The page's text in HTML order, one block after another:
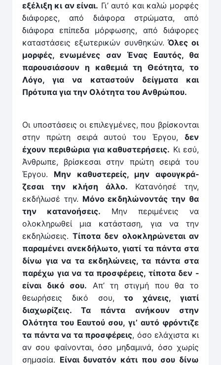
εξέλιξη κι αν είναι. Γι’ αυτό και καλώ μορφές
διάφορες, από διάφορα στρώματα, από
διάφορα επίπεδα μόρφωσης, από διάφορες
καταστάσεις εξωτερικών συνθηκών. Όλες οι
μορφές, ενωμένες σαν Ένας Εαυτός, θα
παρουσιάσουν η καθεμιά τη Θεότητα, το
Λόγο, για να καταστούν δείγματα και
Πρότυπα για την Ολότητα του Ανθρώπου.
Οι υποστάσεις οι επιλεγμένες, που βρίσκονται
στην πρώτη σειρά αυτού του Έργου, δεν
έχουν περιθώρια για καθυστερήσεις. Κι εσύ,
Άνθρωπε, βρίσκεσαι στην πρώτη σειρά του
Έργου. Μην καθυστερείς, μην αφουγκρά­­
ζεσαι την κλήση άλλο. Κατανόησέ την,
εκδήλωσέ την. Μόνο εκδηλώνοντάς την θα
την κατανοήσεις. Μην περιμένεις να
ολοκληρωθεί μια κατάσταση, για να την
εκδηλώσεις.Τίποτα δεν ολοκληρώνεται αν
παραμένει ανεκδήλω­το, γιατί τα πάντα στα
δίνω για να τα εκδηλώνεις, τα πάντα στα
παρέχω για να τα προσφέρεις, τίποτα δεν ­
είναι δικό σου. Απ’ τη στιγμή που θα το
θεωρήσεις δικό σου,το χάνεις, γιατί
διαχωρίζεις. Τα πάν­­τα ανήκουν στην
Ολότητα του Εαυτού σου, γι’ αυτό ­φρόντιζε
τα πάντα να τα προσφέρεις, όσο ελάχιστα κι
αν σου φαίνονται, όσο μηδαμινά, όσο χωρίς
σημασία. ­ Είναι δυνατόν κάτι που σου δίνω